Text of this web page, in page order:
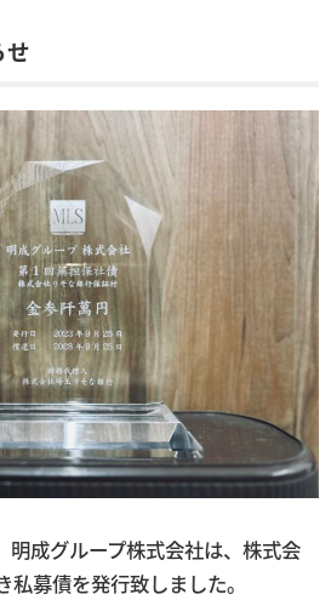
せ
明成グループ株式会社は、株式会
募債を発行致しました。